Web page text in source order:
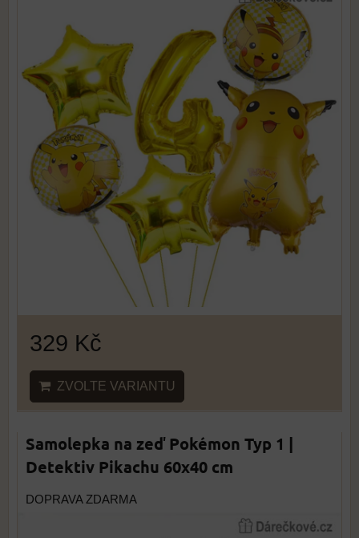
329 Kč
ZVOLTE VARIANTU
Samolepka na zeď Pokémon Typ 1 |
Detektiv Pikachu 60x40 cm
DOPRAVA ZDARMA